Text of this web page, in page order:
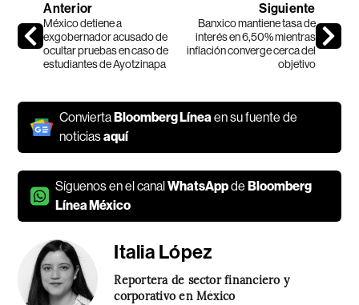
Anterior
México detiene a
exgobernador acusado de
ocultar pruebas en caso de
estudiantes de Ayotzinapa
Siguiente
Banxico mantiene tasa de
interés en 6,50% mientras
inflación converge cerca del
objetivo
ConviertaBloomberg Líneaen su fuente de
noticiasaquí
Síguenos en el canalWhatsAppdeBloomberg
Línea México
Italia López
Reportera de sector financiero y
corporativo en México